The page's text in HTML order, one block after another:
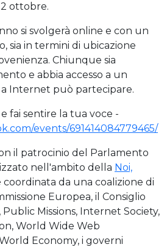
ottobre.
si svolgerà online e con un
sia in termini di ubicazione
Chiunque sia
e abbia accesso a un
a Internet può partecipare.
fai sentire la tua voce -
events/691414084779465/
il patrocinio del Parlamento
nell'ambito della Noi,
coordinata da una coalizione di
Europea, il Consiglio
Public Missions, Internet Society,
World Wide Web
Economy, i governi